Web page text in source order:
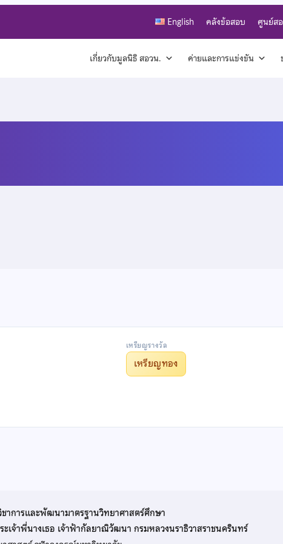
English คลังข้อสอบ ศูนย์ส
เกี่ยวกับมูลนิธิ สอวน. ค่ายและการแข่งขัน
เหรียญรางวัล
เหรียญทอง
าการและพัฒนามาตรฐานวิทยาศาสตร์ศึกษา
เจ้าพี่นางเธอ เจ้าฟ้ากัลยาณิวัฒนา กรมหลวงนราธิวาสราชนครินทร์